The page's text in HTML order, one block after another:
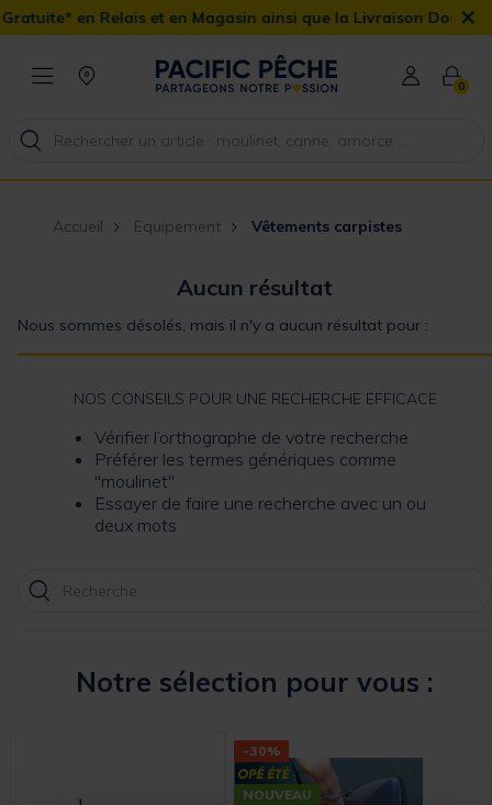
en Relais et en Magasin ainsi que la Livraison Domicile
×
0
Accueil Equipement Vêtements carpistes
Aucun résultat
Nous sommes désolés, mais il n'y a aucun résultat pour :
NOS CONSEILS POUR UNE RECHERCHE EFFICACE
Vérifier l’orthographe de votre recherche
Préférer les termes génériques comme
"moulinet"
Essayer de faire une recherche avec un ou
deux mots
Notre sélection pour vous :
-30%
NOUVEAU